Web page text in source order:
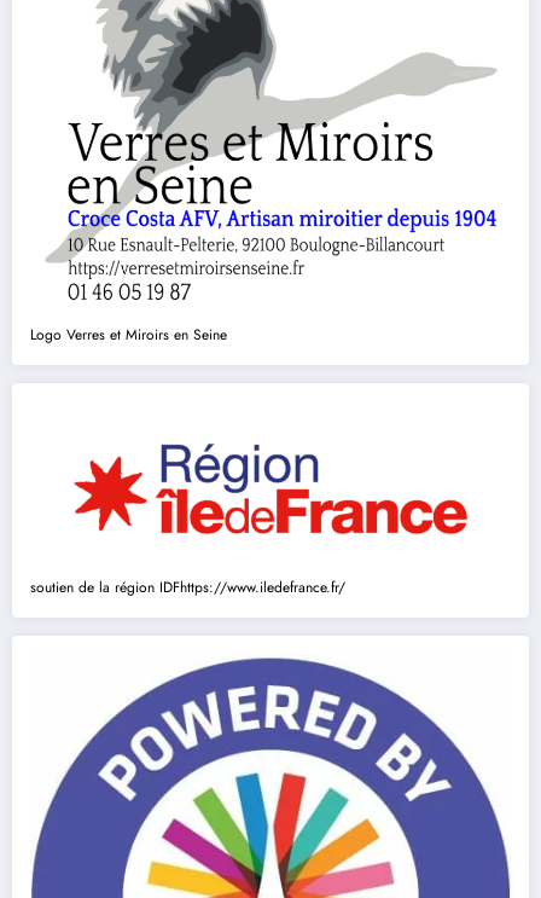
Logo Verres et Miroirs en Seine
soutien de la région IDFhttps://www.iledefrance.fr/